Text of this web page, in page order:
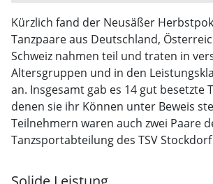
Kürzlich fand der Neusäßer
Tanzpaare aus Deutschland,
Schweiz nahmen teil und traten in
Altersgruppen und in den
an. Insgesamt gab es 14 gut besetzte
denen sie ihr Können unter Beweis
Teilnehmern waren auch zwei Paare
Tanzsportabteilung des TSV